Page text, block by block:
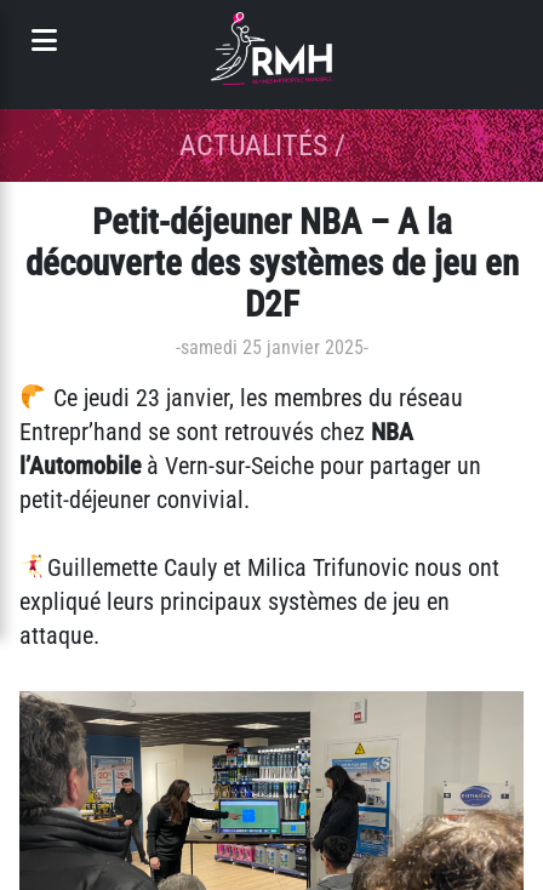
ACTUALITÉS/
Petit-déjeuner NBA – A la
découverte des systèmes de jeu en
D2F
-samedi 25 janvier 2025-
Ce jeudi 23 janvier, les membres du réseau
Entrepr’hand se sont retrouvés chez NBA
l’Automobileà Vern-sur-Seiche pour partager un
petit-déjeuner convivial.
Guillemette Cauly et Milica Trifunovic nous ont
expliqué leurs principaux systèmes de jeu en
attaque.
Panneau de gestion des cookies